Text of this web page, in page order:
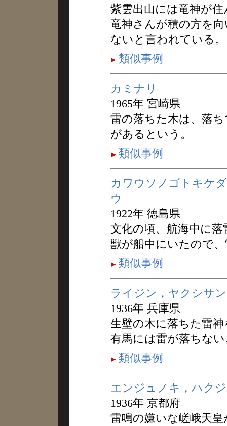
紫雲出山には竜神が
竜神さんが積の方を
ないと言われている。
類似事例
カミナリ
1965年 宮崎県
雷の落ちた木は、落
があるという。
類似事例
カワウソノゴトキケ
ウ
1922年 徳島県
文化の頃、航海中に
獣が船中にいたので
類似事例
ライジン，ヤクシサン
1936年 兵庫県
生壁の木に落ちた雷
有馬には雷が落ちな
類似事例
エンジュノキ，ハク
1936年 京都府
雷鳴の嫌いな嵯峨天